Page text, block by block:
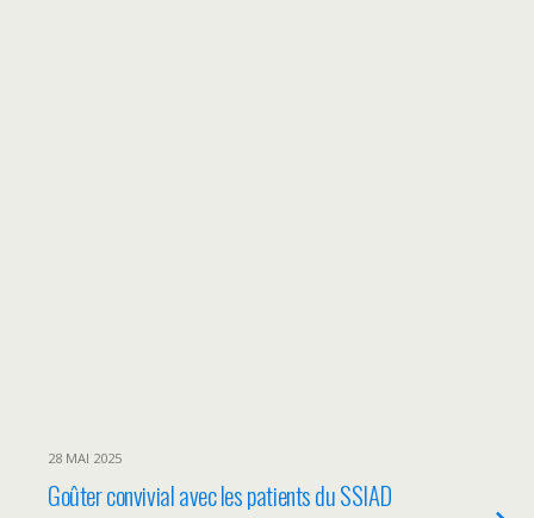
28 MAI 2025
Goûter convivial avec les patients du SSIAD